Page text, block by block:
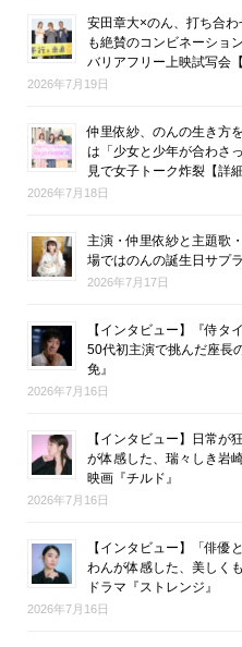
安田章大×のん、打ち合わ
も絶賛のコンビネーショ
バリアフリー上映試写会
2026年7月19日
仲里依紗、のんの生き方
は「少女と少年が合わさ
見で女子トーク炸裂【詳細
2026年7月18日
主演・仲里依紗と主題歌
場ではのんの誕生日サプ
2026年7月17日
【インタビュー】『侍タ
50代初主演で挑んだ座長
免』
2026年7月16日
【インタビュー】日常が
が体感した、瑞々しき岩
映画『チルド』
2026年7月16日
【インタビュー】「俳優
わんが体感した、美しく
ドラマ『ストレンジ』
2026年7月16日